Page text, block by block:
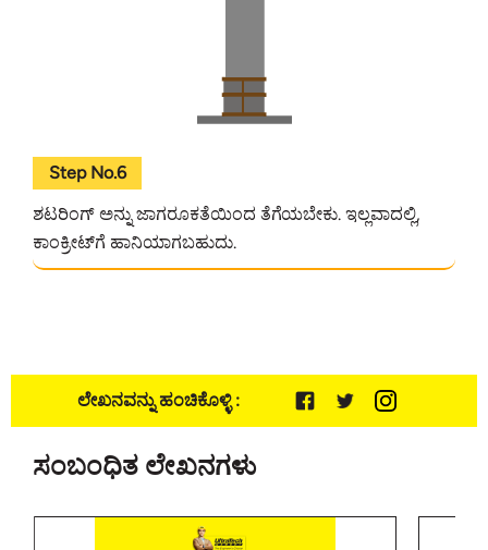
Step No.6
ಶಟರಿಂಗ್ ಅನ್ನು ಜಾಗರೂಕತೆಯಿಂದ ತೆಗೆಯಬೇಕು. ಇಲ್ಲವಾದಲ್ಲಿ,
ಕಾಂಕ್ರೀಟ್‌ಗೆ ಹಾನಿಯಾಗಬಹುದು.
ಲೇಖನವನ್ನು ಹಂಚಿಕೊಳ್ಳಿ :
ಸಂಬಂಧಿತ ಲೇಖನಗಳು